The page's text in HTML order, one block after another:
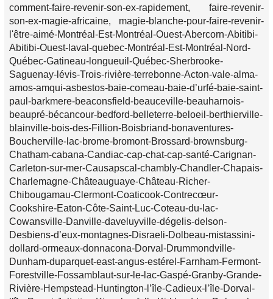
comment-faire-revenir-son-ex-rapidement, faire-revenir-
son-ex-magie-africaine, magie-blanche-pour-faire-revenir-
l'être-aimé-Montréal-Est-Montréal-Ouest-Abercorn-Abitibi-
Abitibi-Ouest-laval-quebec-Montréal-Est-Montréal-Nord-
Québec-Gatineau-longueuil-Québec-Sherbrooke-
Saguenay-lévis-Trois-rivière-terrebonne-Acton-vale-alma-
amos-amqui-asbestos-baie-comeau-baie-d’urfé-baie-saint-
paul-barkmere-beaconsfield-beauceville-beauharnois-
beaupré-bécancour-bedford-belleterre-beloeil-berthierville-
blainville-bois-des-Fillion-Boisbriand-bonaventures-
Boucherville-lac-brome-bromont-Brossard-brownsburg-
Chatham-cabana-Candiac-cap-chat-cap-santé-Carignan-
Carleton-sur-mer-Causapscal-chambly-Chandler-Chapais-
Charlemagne-Châteauguaye-Château-Richer-
Chibougamau-Clermont-Coaticook-Contrecœur-
Cookshire-Eaton-Côte-Saint-Luc-Coteau-du-lac-
Cowansville-Danville-daveluyville-dégelis-delson-
Desbiens-d’eux-montagnes-Disraeli-Dolbeau-mistassini-
dollard-ormeaux-donnacona-Dorval-Drummondville-
Dunham-duparquet-east-angus-estérel-Farnham-Fermont-
Forestville-Fossamblaut-sur-le-lac-Gaspé-Granby-Grande-
Rivière-Hempstead-Huntington-l’île-Cadieux-l’île-Dorval-